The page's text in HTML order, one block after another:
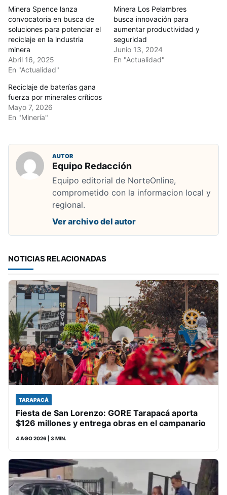
Minera Spence lanza
convocatoria en busca de
soluciones para potenciar el
reciclaje en la industria
minera
Abril 16, 2025
En "Actualidad"
Minera Los Pelambres
busca innovación para
aumentar productividad y
seguridad
Junio 13, 2024
En "Actualidad"
Reciclaje de baterías gana
fuerza por minerales críticos
Mayo 7, 2026
En "Minería"
AUTOR
Equipo Redacción
Equipo editorial de NorteOnline,
comprometido con la informacion local y
regional.
Ver archivo del autor
NOTICIAS RELACIONADAS
TARAPACÁ
Fiesta de San Lorenzo: GORE Tarapacá aporta
$126 millones y entrega obras en el campanario
4 AGO 2026 | 3 MIN.